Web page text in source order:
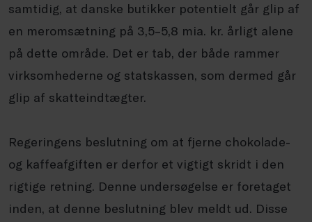
samtidig, at danske butikker potentielt går glip af
en meromsætning på 3,5–5,8 mia. kr. årligt alene
på dette område. Det er tab, der både rammer
virksomhederne og statskassen, som dermed går
glip af skatteindtægter.
Regeringens beslutning om at fjerne chokolade-
og kaffeafgiften er derfor et vigtigt skridt i den
rigtige retning. Denne undersøgelse er foretaget
inden, at denne beslutning blev meldt ud. Disse